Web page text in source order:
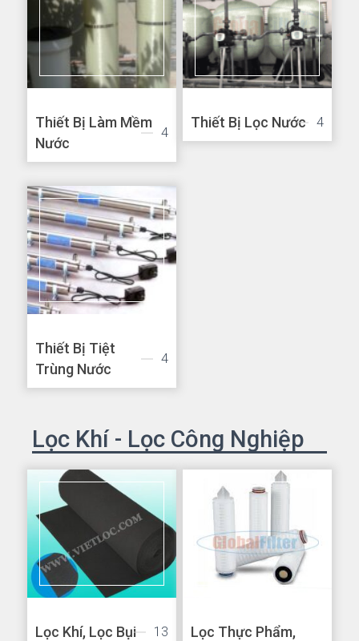
Thiết Bị Làm Mềm
Nước
4
Thiết Bị Lọc Nước 4
Thiết Bị Tiệt
Trùng Nước
4
Lọc Khí - Lọc Công Nghiệp
Lọc Khí, Lọc Bụi 13
Lọc Thực Phẩm,